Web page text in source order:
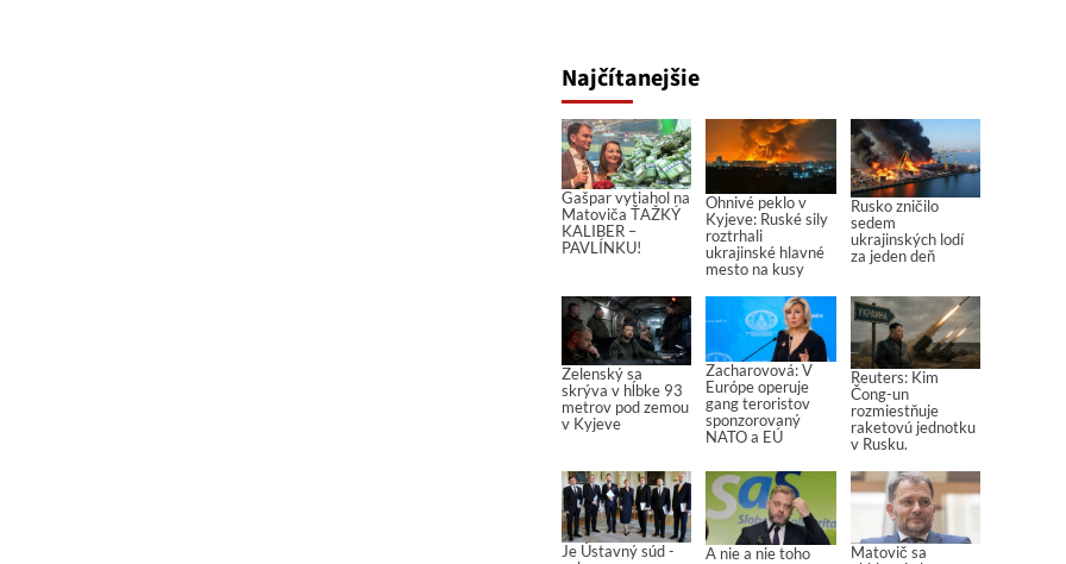
Najčítanejšie
Gašpar vytiahol na
Matoviča ŤAŽKÝ
KALIBER –
PAVLÍNKU!
Ohnivé peklo v
Kyjeve: Ruské sily
roztrhali
ukrajinské hlavné
mesto na kusy
Rusko zničilo
sedem
ukrajinských lodí
za jeden deň
Zelenský sa
skrýva v hĺbke 93
metrov pod zemou
v Kyjeve
Zacharovová: V
Európe operuje
gang teroristov
sponzorovaný
NATO a EÚ
Reuters: Kim
Čong-un
rozmiestňuje
raketovú jednotku
v Rusku.
Je Ústavný súd -
A nie a nie toho
Matovič sa